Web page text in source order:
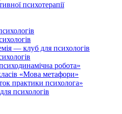
психотерапії
— клуб для психологів
робота»
«Мова метафори»
практики психолога»
психологів